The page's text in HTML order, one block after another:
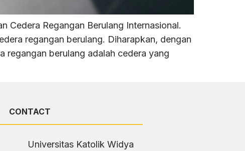
Cedera Regangan Berulang Internasional.
regangan berulang. Diharapkan, dengan
regangan berulang adalah cedera yang
CONTACT
Universitas Katolik Widya